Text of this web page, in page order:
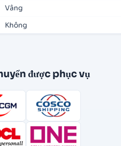
Vâng
Không
được phục vụ